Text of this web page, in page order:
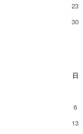
23
30
日
6
13